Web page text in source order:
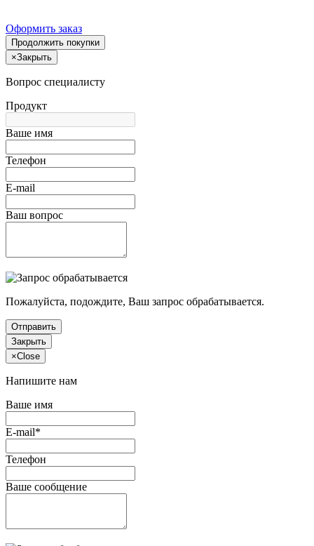
Оформить заказ
Продолжить покупки
×Закрыть
Вопрос специалисту
Продукт
Ваше имя
Телефон
E-mail
Ваш вопрос
Пожалуйста, подождите, Ваш запрос обрабатывается.
Отправить
Закрыть
×Close
Напишите нам
Ваше имя
E-mail*
Телефон
Ваше сообщение